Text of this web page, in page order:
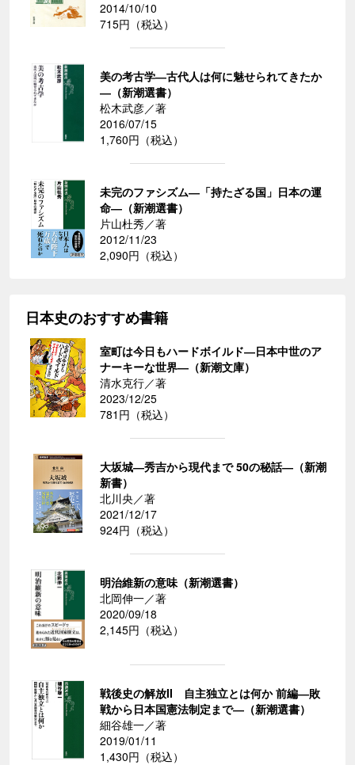
2014/10/10
715円（税込）
美の考古学―古代人は何に魅せられてきたか
―（新潮選書）
松木武彦／著
2016/07/15
1,760円（税込）
未完のファシズム―「持たざる国」日本の運
命―（新潮選書）
片山杜秀／著
2012/11/23
2,090円（税込）
日本史のおすすめ書籍
室町は今日もハードボイルド―日本中世のア
ナーキーな世界―（新潮文庫）
清水克行／著
2023/12/25
781円（税込）
大坂城―秀吉から現代まで 50の秘話―（新潮
新書）
北川央／著
2021/12/17
924円（税込）
明治維新の意味（新潮選書）
北岡伸一／著
2020/09/18
2,145円（税込）
戦後史の解放II 自主独立とは何か 前編―敗
戦から日本国憲法制定まで―（新潮選書）
細谷雄一／著
2019/01/11
1,430円（税込）